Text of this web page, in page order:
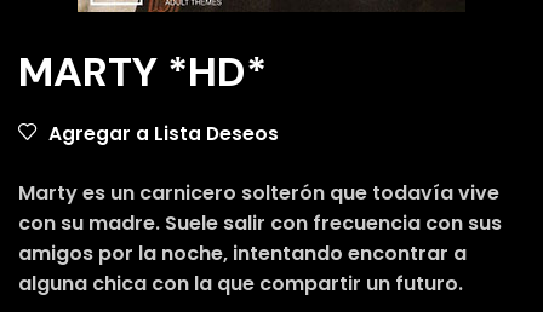
MARTY *HD*
Agregar a Lista Deseos
Marty es un carnicero solterón que todavía vive
con su madre. Suele salir con frecuencia con sus
amigos por la noche, intentando encontrar a
alguna chica con la que compartir un futuro.